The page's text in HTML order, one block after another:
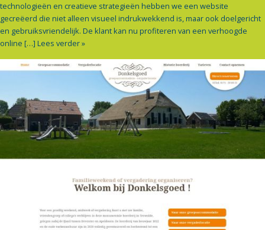
technologieën en creatieve strategieën hebben we een website
gecreëerd die niet alleen visueel indrukwekkend is, maar ook doelgericht
en gebruiksvriendelijk. De klant kan nu profiteren van een verhoogde
online […] Lees verder »